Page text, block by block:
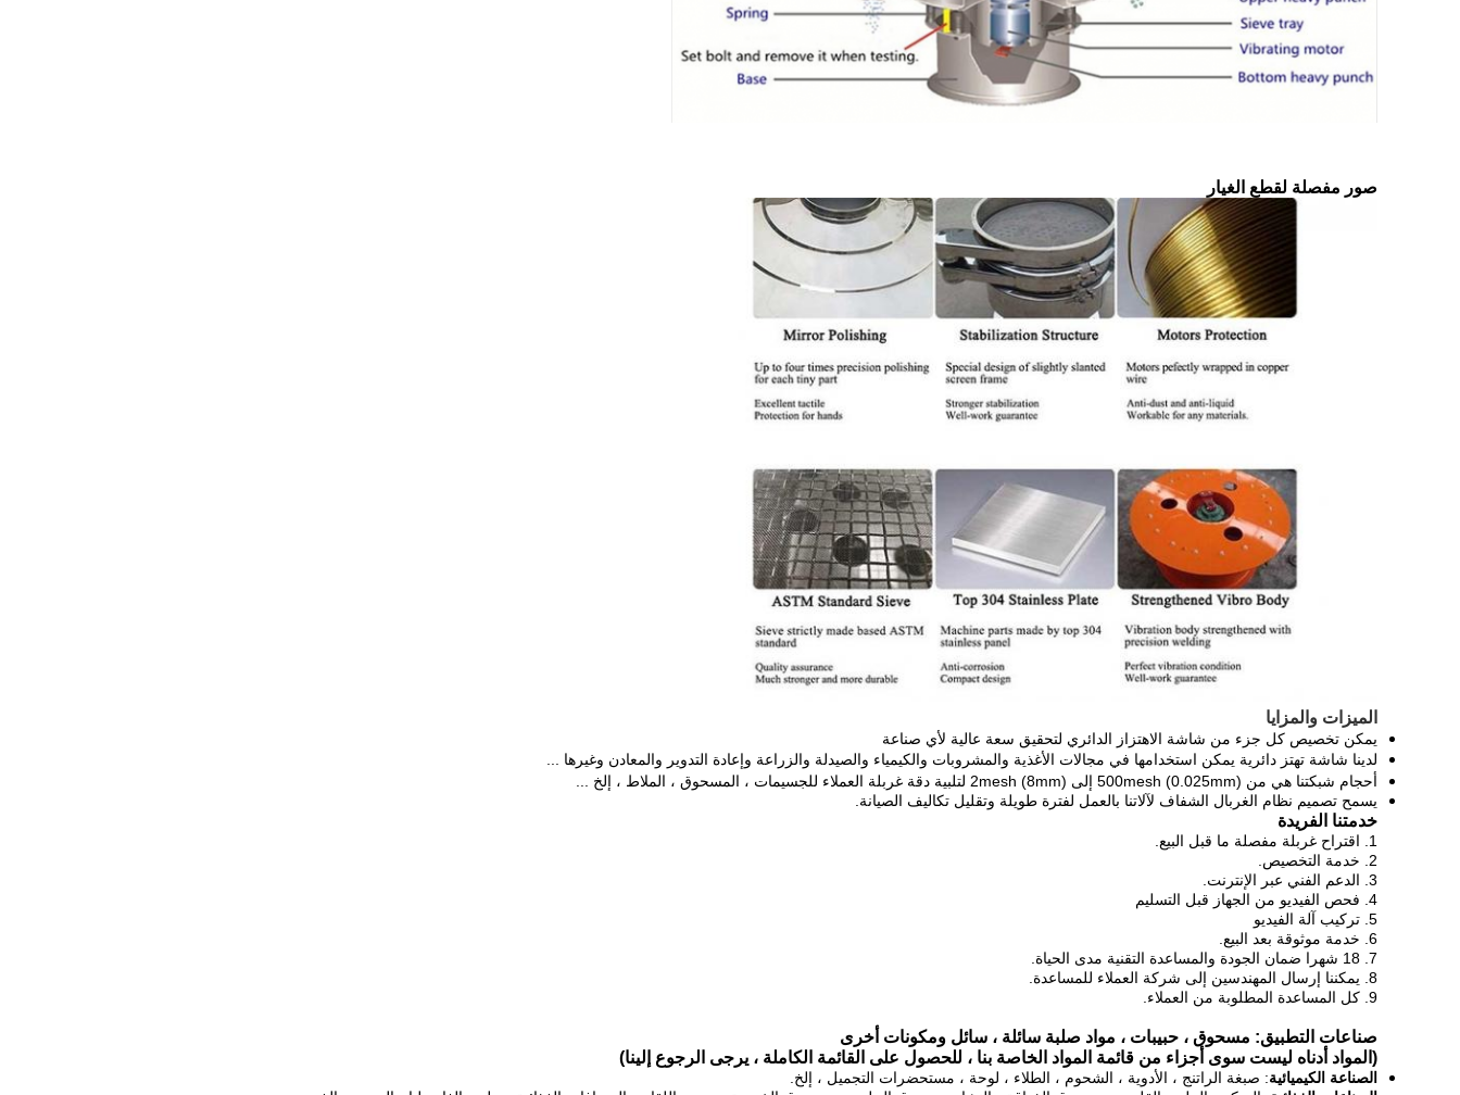
صور مفصلة لقطع الغيار
الميزات والمزايا
يمكن تخصيص كل جزء من شاشة الاهتزاز الدائري لتحقيق سعة عالية لأي صناعة
لدينا شاشة تهتز دائرية يمكن استخدامها في مجالات الأغذية والمشروبات والكيمياء والصيدلة والزراعة وإعادة التدوير والمعادن وغيرها ...
أحجام شبكتنا هي من 500mesh (0.025mm) إلى 2mesh (8mm) لتلبية دقة غربلة العملاء للجسيمات ، المسحوق ، الملاط ، إلخ ...
يسمح تصميم نظام الغربال الشفاف لآلاتنا بالعمل لفترة طويلة وتقليل تكاليف الصيانة.
خدمتنا الفريدة
1.
اقتراح غربلة مفصلة ما قبل البيع.
2. خدمة التخصيص.
3. الدعم الفني عبر الإنترنت.
4. فحص الفيديو من الجهاز قبل التسليم
5. تركيب آلة الفيديو
6. خدمة موثوقة بعد البيع.
7. 18 شهرا ضمان الجودة والمساعدة التقنية مدى الحياة.
8. يمكننا إرسال المهندسين إلى شركة العملاء للمساعدة.
9. كل المساعدة المطلوبة من العملاء.
صناعات التطبيق: مسحوق ، حبيبات ، مواد صلبة سائلة ، سائل ومكونات أخرى
(المواد أدناه ليست سوى أجزاء من قائمة المواد الخاصة بنا ، للحصول على القائمة الكاملة ، يرجى الرجوع إلينا)
الصناعة الكيميائية: صبغة الراتنج ، الأدوية ، الشحوم ، الطلاء ، لوحة ، مستحضرات التجميل ، إلخ.